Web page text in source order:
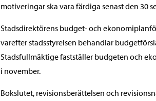
motiveringar ska vara färdiga senast den 30
Stadsdirektörens budget- och
varefter stadsstyrelsen behandlar
Stadsfullmäktige fastställer budgeten och
i november.
Bokslutet, revisionsberättelsen och